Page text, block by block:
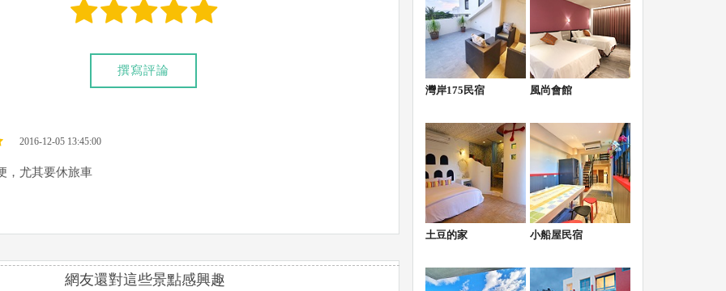
撰寫評論
2016-12-05 13:45:00
，尤其要休旅車
網友還對這些景點感興趣
灣岸175民宿 風尚會館
土豆的家 小船屋民宿